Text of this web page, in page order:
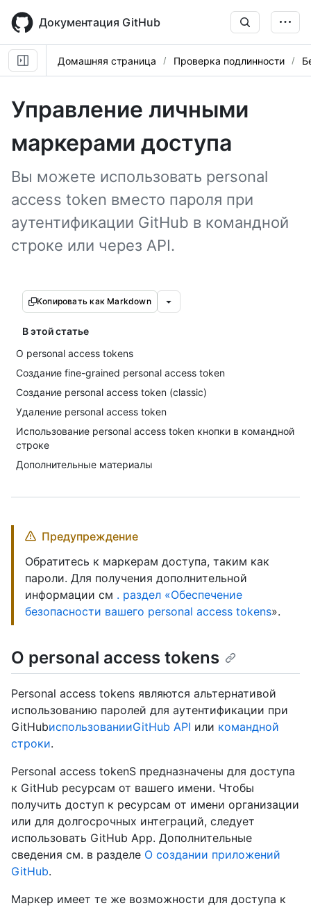
main
content
Документация GitHub
Домашняя страница Проверка подлинности
Управление личными
маркерами доступа
Вы можете использовать personal
access token вместо пароля при
аутентификации GitHub в командной
строке или через API.
Копировать как Markdown
В этой статье
О personal access tokens
Создание fine-grained personal access token
Создание personal access token (classic)
Удаление personal access token
Использование personal access token кнопки в командной
строке
Дополнительные материалы
Предупреждение
Обратитесь к маркерам доступа, таким как
пароли. Для получения дополнительной
информации см . раздел «Обеспечение
безопасности вашего personal access tokens».
О personal access tokens
Personal access tokens являются альтернативой
использованию паролей для аутентификации при
GitHubиспользованииGitHub API или командной
строки.
Personal access tokenS предназначены для доступа
к GitHub ресурсам от вашего имени. Чтобы
получить доступ к ресурсам от имени организации
или для долгосрочных интеграций, следует
использовать GitHub App. Дополнительные
сведения см. в разделе О создании приложений
GitHub.
Маркер имеет те же возможности для доступа к